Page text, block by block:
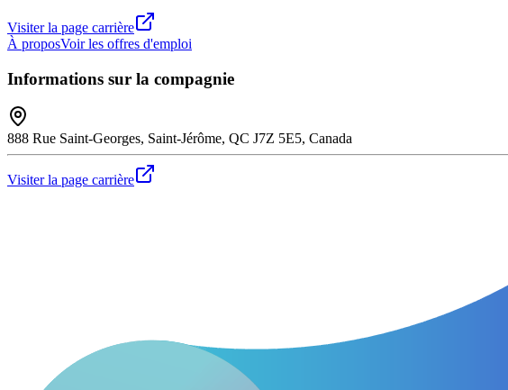
Visiter la page carrière
À proposVoir les offres d'emploi
Informations sur la compagnie
888 Rue Saint-Georges, Saint-Jérôme, QC J7Z 5E5, Canada
Visiter la page carrière